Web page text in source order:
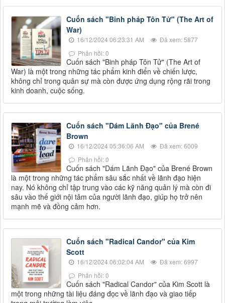
Cuốn sách "Binh pháp Tôn Tử" (The Art of
War)
16/12/2024 06:23:31 AM
Đã xem: 5877
Phản hồi: 0
Cuốn sách "Binh pháp Tôn Tử" (The Art of
War) là một trong những tác phẩm kinh điển về chiến lược,
không chỉ trong quân sự mà còn được ứng dụng rộng rãi trong
kinh doanh, cuộc sống.
Cuốn sách "Dám Lãnh Đạo" của Brené
Brown
16/12/2024 05:36:06 AM
Đã xem: 6009
Phản hồi: 0
Cuốn sách "Dám Lãnh Đạo" của Brené Brown
là một trong những tác phẩm sâu sắc nhất về lãnh đạo hiện
nay. Nó không chỉ tập trung vào các kỹ năng quản lý mà còn đi
sâu vào thế giới nội tâm của người lãnh đạo, giúp họ trở nên
mạnh mẽ và đồng cảm hơn.
Cuốn sách "Radical Candor" của Kim
Scott
16/12/2024 06:02:04 AM
Đã xem: 6997
Phản hồi: 0
Cuốn sách "Radical Candor" của Kim Scott là
một trong những tài liệu đáng đọc về lãnh đạo và giao tiếp